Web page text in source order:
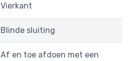
Vierkant
Blinde sluiting
Af en toe afdoen met een